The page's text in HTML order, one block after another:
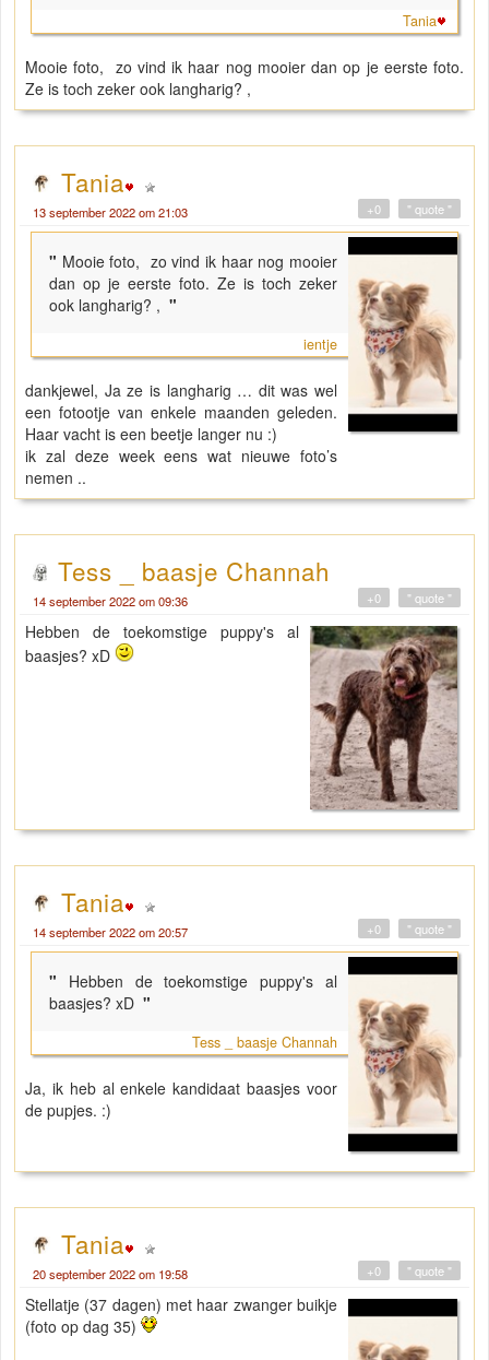
Tania
Mooie foto, zo vind ik haar nog mooier dan op je eerste foto.
Ze is toch zeker ook langharig? ,
Tania
13 september 2022 om 21:03 " quote "
+0
" Mooie foto, zo vind ik haar nog mooier
dan op je eerste foto. Ze is toch zeker
ook langharig? , "
ientje
dankjewel, Ja ze is langharig … dit was wel
een fotootje van enkele maanden geleden.
Haar vacht is een beetje langer nu :)
ik zal deze week eens wat nieuwe foto’s
nemen ..
Tess _ baasje Channah
14 september 2022 om 09:36 " quote "
+0
Hebben de toekomstige puppy's al
baasjes? xD
Tania
14 september 2022 om 20:57 " quote "
+0
" Hebben de toekomstige puppy's al
baasjes? xD "
Tess _ baasje Channah
Ja, ik heb al enkele kandidaat baasjes voor
de pupjes. :)
Tania
20 september 2022 om 19:58 " quote "
+0
Stellatje (37 dagen) met haar zwanger buikje
(foto op dag 35)